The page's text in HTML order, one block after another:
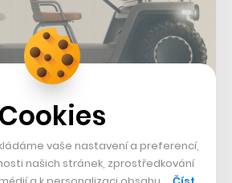
+1
Cookies
vaše nastavení a preferencí,
našich stránek, zprostředkování